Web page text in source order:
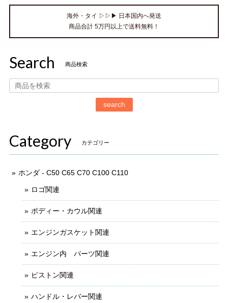
海外・タイ ▷▷▶ 日本国内へ発送
商品合計 5万円以上で送料無料！
Search 商品検索
search
Category カテゴリー
ホンダ - C50 C65 C70 C100 C110
ロゴ関連
ボディー・カウル関連
エンジンガスケット関連
エンジン内 パーツ関連
ピストン関連
ハンドル・レバー関連